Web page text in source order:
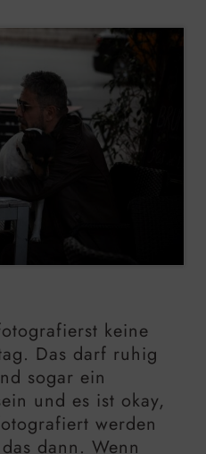
keine
Das darf ruhig
sogar ein
und es ist okay,
werden
dann. Wenn